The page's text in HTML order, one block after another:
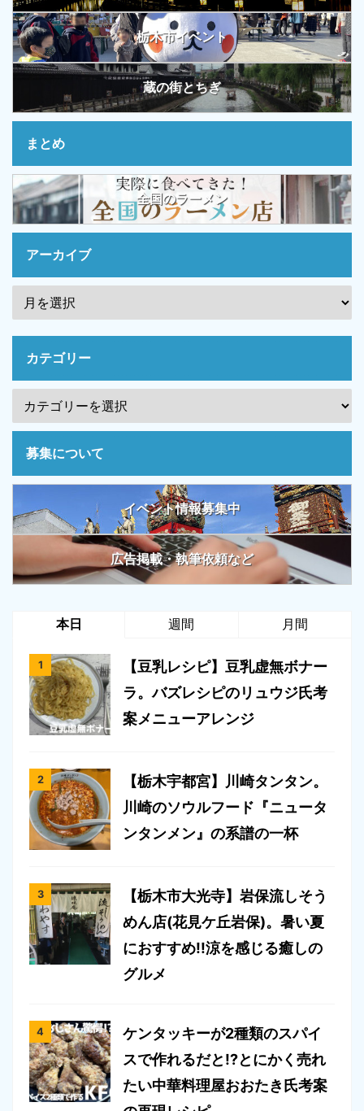
栃木市イベント
蔵の街とちぎ
まとめ
全国のラーメン
アーカイブ
カテゴリー
募集について
イベント情報募集中
広告掲載・執筆依頼など
本日 週間 月間
【豆乳レシピ】豆乳虚無ボナー
ラ。バズレシピのリュウジ氏考
案メニューアレンジ
【栃木宇都宮】川崎タンタン。
川崎のソウルフード『ニュータ
ンタンメン』の系譜の一杯
【栃木市大光寺】岩保流しそう
めん店(花見ケ丘岩保)。暑い夏
におすすめ!!涼を感じる癒しの
グルメ
ケンタッキーが2種類のスパイ
スで作れるだと!?とにかく売れ
たい中華料理屋おおたき氏考案